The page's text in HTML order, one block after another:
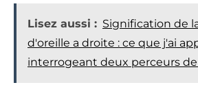
Lisez aussi : Signification de
d'oreille a droite : ce que j'ai
interrogeant deux perceurs